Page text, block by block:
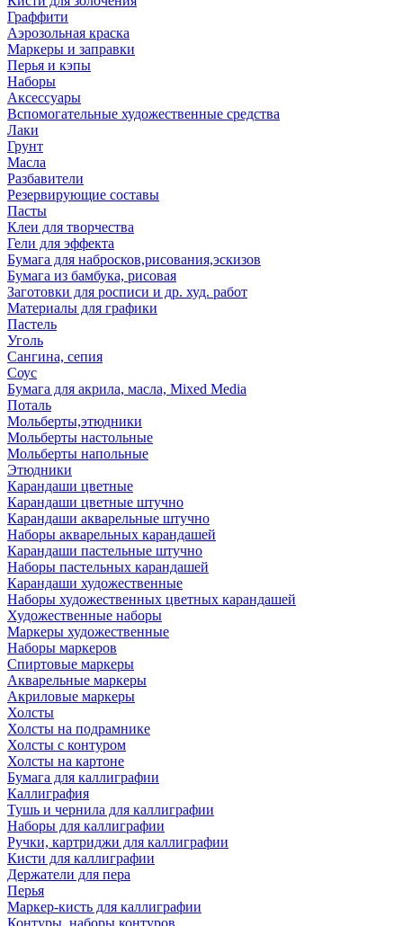
Граффити
Аэрозольная краска
Маркеры и заправки
Перья и кэпы
Наборы
Аксессуары
Вспомогательные художественные средства
Лаки
Грунт
Масла
Разбавители
Резервирующие составы
Пасты
Клеи для творчества
Гели для эффекта
Бумага для набросков,рисования,эскизов
Бумага из бамбука, рисовая
Заготовки для росписи и др. худ. работ
Материалы для графики
Пастель
Уголь
Сангина, сепия
Соус
Бумага для акрила, масла, Mixed Media
Поталь
Мольберты,этюдники
Мольберты настольные
Мольберты напольные
Этюдники
Карандаши цветные
Карандаши цветные штучно
Карандаши акварельные штучно
Наборы акварельных карандашей
Карандаши пастельные штучно
Наборы пастельных карандашей
Карандаши художественные
Наборы художественных цветных карандашей
Художественные наборы
Маркеры художественные
Наборы маркеров
Спиртовые маркеры
Акварельные маркеры
Акриловые маркеры
Холсты
Холсты на подрамнике
Холсты с контуром
Холсты на картоне
Бумага для каллиграфии
Каллиграфия
Тушь и чернила для каллиграфии
Наборы для каллиграфии
Ручки, картриджи для каллиграфии
Кисти для каллиграфии
Держатели для пера
Перья
Маркер-кисть для каллиграфии
Контуры, наборы контуров